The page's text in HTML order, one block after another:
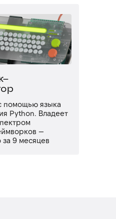
помощью языка
Python. Владеет
—
за 9 месяцев